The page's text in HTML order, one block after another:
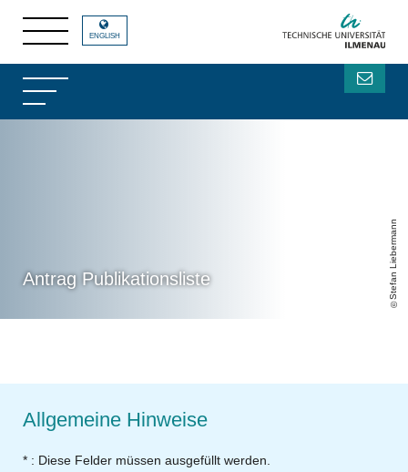
Antrag Publikationsliste Stefan Liebermann
ENGLISH
Allgemeine Hinweise
* : Diese Felder müssen ausgefüllt werden.